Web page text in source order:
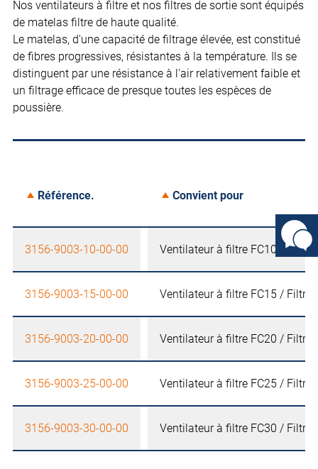
Nos ventilateurs à filtre et nos filtres de sortie sont équipés
de matelas filtre de haute qualité.
Le matelas, d'une capacité de filtrage élevée, est constitué
de fibres progressives, résistantes à la température. Ils se
distinguent par une résistance à l'air relativement faible et
un filtrage efficace de presque toutes les espèces de
poussière.
Référence. Convient pour
3156-9003-10-00-00 Ventilateur à filtre FC10 / Filtre
3156-9003-15-00-00 Ventilateur à filtre FC15 / Filtre
3156-9003-20-00-00 Ventilateur à filtre FC20 / Filtre
3156-9003-25-00-00 Ventilateur à filtre FC25 / Filtre
3156-9003-30-00-00 Ventilateur à filtre FC30 / Filtre